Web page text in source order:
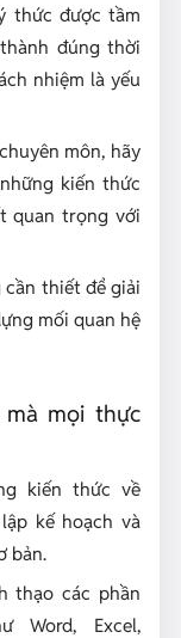
thức được tầm
đúng thời
nhiệm là yếu
môn, hãy
kiến thức
quan trọng với
cần thiết để giải
mối quan hệ
mọi thực
kiến thức về
kế hoạch và
bản.
thạo các phần
Word, Excel,